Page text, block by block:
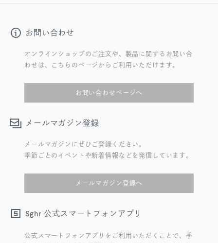
お問い合わせ
オンラインショップのご注文や、製品に関するお問い合
わせは、こちらのページからご利用いただけます。
お問い合わせページへ
メールマガジン登録
メールマガジンにぜひご登録ください。
季節ごとのイベントや新着情報などを発信しています。
メールマガジン登録へ
Sghr 公式スマートフォンアプリ
公式スマートフォンアプリをご利用いただくことで、季